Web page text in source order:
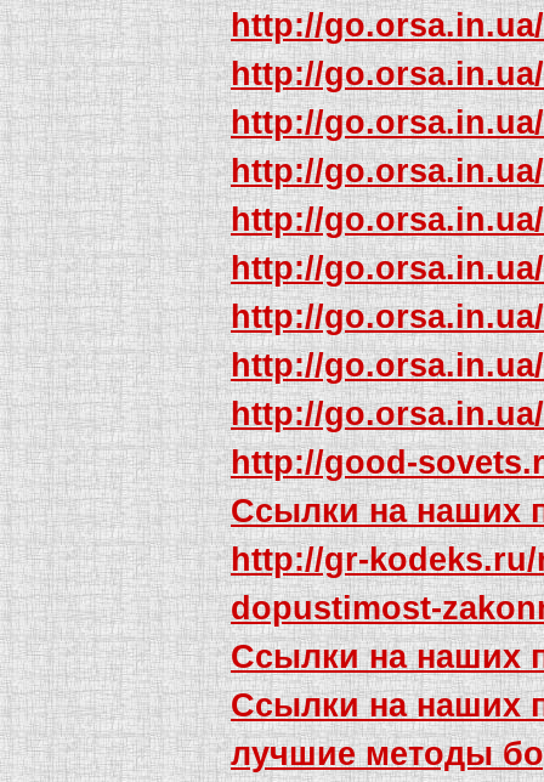
http://
http://
http://
http://
http://
http://
http://
http://
http://
http://good-
Ссылки на наших
http://gr-
dopustimost-
Ссылки на наших
Ссылки на наших
лучшие методы